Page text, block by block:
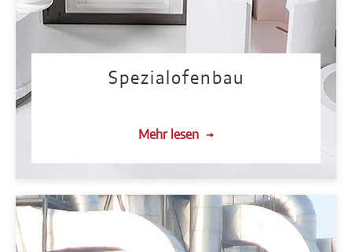
Spezialofenbau
Mehr lesen